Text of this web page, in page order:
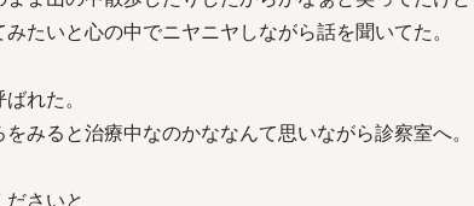
たいと心の中でニヤニヤしながら話を聞いてた。
れた。
みると治療中なのかななんて思いながら診察室へ。
さいと